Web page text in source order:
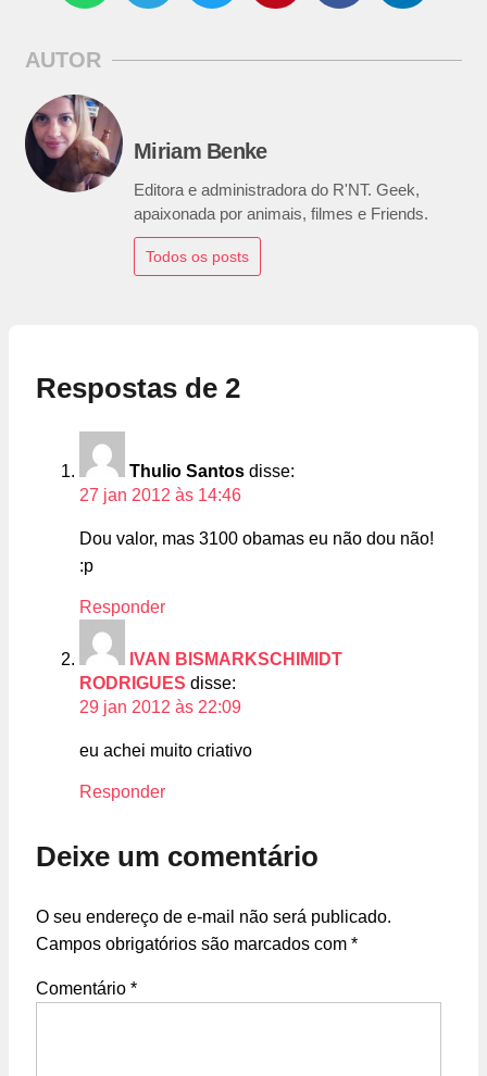
AUTOR
Miriam Benke
Editora e administradora do R'NT. Geek,
apaixonada por animais, filmes e Friends.
Todos os posts
Respostas de 2
Thulio Santos disse:
27 jan 2012 às 14:46
Dou valor, mas 3100 obamas eu não dou não!
:p
Responder
IVAN BISMARKSCHIMIDT
RODRIGUES disse:
29 jan 2012 às 22:09
eu achei muito criativo
Responder
Deixe um comentário
O seu endereço de e-mail não será publicado.
Campos obrigatórios são marcados com *
Comentário *